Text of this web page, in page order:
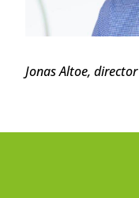
Jonas Altoe,